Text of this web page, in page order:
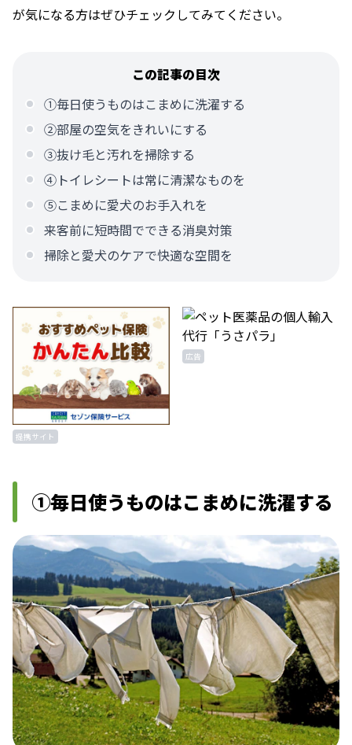
が気になる方はぜひチェックしてみてください。
この記事の目次
①毎日使うものはこまめに洗濯する
②部屋の空気をきれいにする
③抜け毛と汚れを掃除する
④トイレシートは常に清潔なものを
⑤こまめに愛犬のお手入れを
来客前に短時間でできる消臭対策
掃除と愛犬のケアで快適な空間を
提携サイト
広告
①毎日使うものはこまめに洗濯する